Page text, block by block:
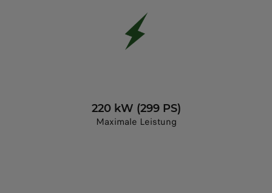
220 kW (299 PS)
Maximale Leistung